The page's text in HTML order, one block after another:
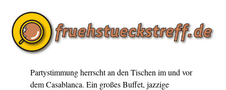
Partystimmung herrscht an den Tischen im und vor
dem Casablanca. Ein großes Buffet, jazzige